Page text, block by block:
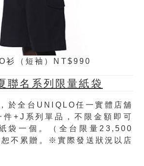
衫（短袖）NT$990
聯名系列限量紙袋
於全台UNIQLO任一實體店舖
件+J系列單品，不限金額即可
袋一個。（全台限量23,500
不累贈。※實際發送狀況以店